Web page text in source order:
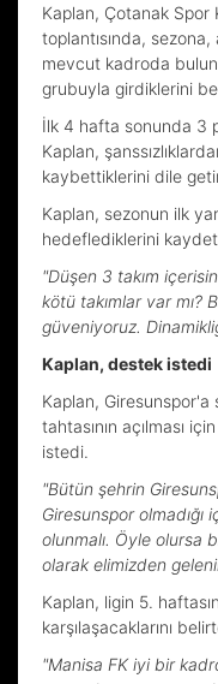
Kaplan, Çotanak Spor
toplantısında,
mevcut kadroda
grubuyla girdiklerini
İlk 4 hafta sonunda 3
Kaplan,
kaybettiklerini dile
Kaplan, sezonun ilk
hedeflediklerini
"Düşen 3 takım
kötü takımlar var mı?
güveniyoruz.
Kaplan, destek istedi
Kaplan, Giresunspor'a
tahtasının açılması
istedi.
"Bütün şehrin
Giresunspor
olunmalı. Öyle olursa
olarak elimizden
Kaplan, ligin 5.
karşılaşacaklarını
"Manisa FK iyi bir